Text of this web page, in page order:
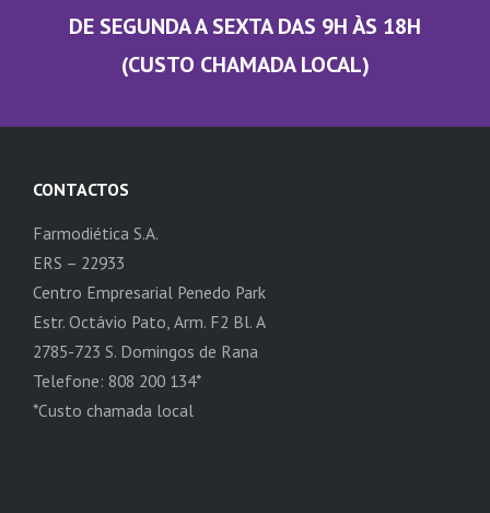
DE SEGUNDA A SEXTA DAS 9H ÀS 18H
(CUSTO CHAMADA LOCAL)
CONTACTOS
Farmodiética S.A.
ERS – 22933
Centro Empresarial Penedo Park
Estr. Octávio Pato, Arm. F2 Bl. A
2785-723 S. Domingos de Rana
Telefone: 808 200 134*
*Custo chamada local